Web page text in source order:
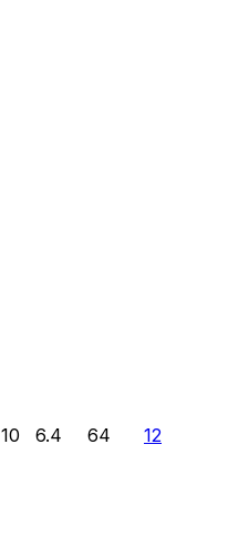
10 6.4 64 12